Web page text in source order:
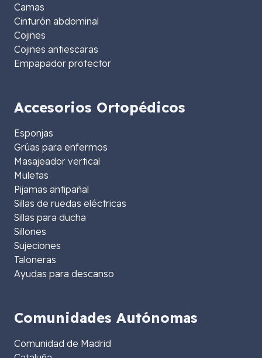
Camas
Cinturón abdominal
Cojines
Cojines antiescaras
Empapador protector
Accesorios Ortopédicos
Esponjas
Grúas para enfermos
Masajeador vertical
Muletas
Pijamas antipañal
Sillas de ruedas eléctricas
Sillas para ducha
Sillones
Sujeciones
Taloneras
Ayudas para descanso
Comunidades Autónomas
Comunidad de Madrid